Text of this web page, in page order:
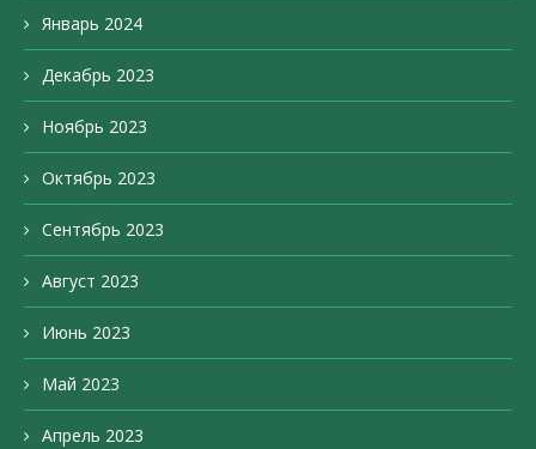
Январь 2024
Декабрь 2023
Ноябрь 2023
Октябрь 2023
Сентябрь 2023
Август 2023
Июнь 2023
Май 2023
Апрель 2023